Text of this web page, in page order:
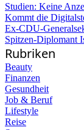
Studien: Keine
Kommt die
Ex-CDU-
Spitzen-Diplomant
Rubriken
Beauty
Finanzen
Gesundheit
Job & Beruf
Lifestyle
Reise